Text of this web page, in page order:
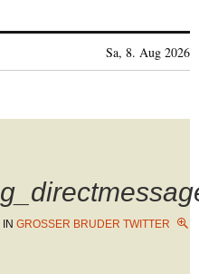
Sa, 8. Aug 2026
IN GROSSER BRUDER TWITTER